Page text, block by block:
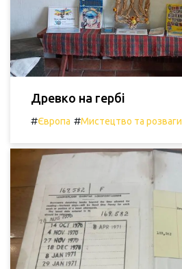
Древко на гербі
#Європа #Мистецтво та розваги